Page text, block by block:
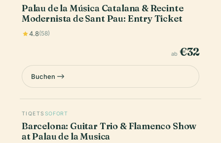
Palau de la Música Catalana & Recinte
Modernista de Sant Pau: Entry Ticket
4.8(58)
ab €32
Buchen
TIQETS SOFORT
Barcelona: Guitar Trio & Flamenco Show
at Palau de la Musica